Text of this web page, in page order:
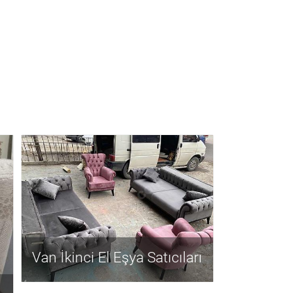
Van İkinci El Eşya Satıcıları